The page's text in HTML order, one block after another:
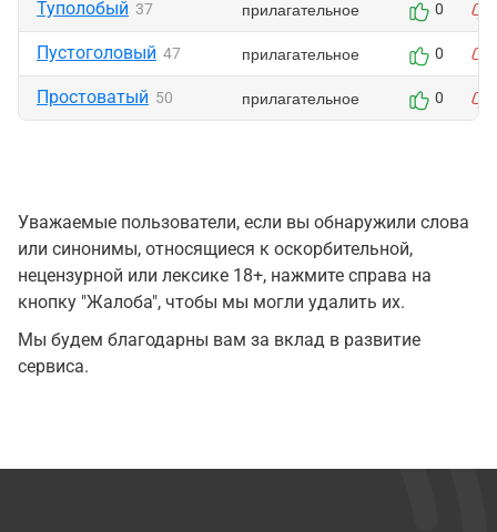
Туполобый 37 прилагательное 0
Пустоголовый 47 прилагательное 0
Простоватый 50 прилагательное 0
Уважаемые пользователи, если вы обнаружили слова
или синонимы, относящиеся к оскорбительной,
нецензурной или лексике 18+, нажмите справа на
кнопку "Жалоба", чтобы мы могли удалить их.
Мы будем благодарны вам за вклад в развитие
сервиса.